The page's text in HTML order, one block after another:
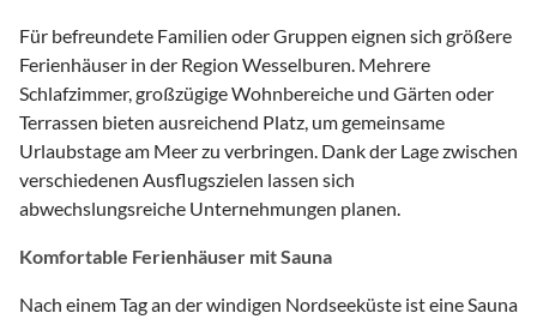
Für befreundete Familien oder Gruppen eignen sich größere
Ferienhäuser in der Region Wesselburen. Mehrere
Schlafzimmer, großzügige Wohnbereiche und Gärten oder
Terrassen bieten ausreichend Platz, um gemeinsame
Urlaubstage am Meer zu verbringen. Dank der Lage zwischen
verschiedenen Ausflugszielen lassen sich
abwechslungsreiche Unternehmungen planen.
Komfortable Ferienhäuser mit Sauna
Nach einem Tag an der windigen Nordseeküste ist eine Sauna